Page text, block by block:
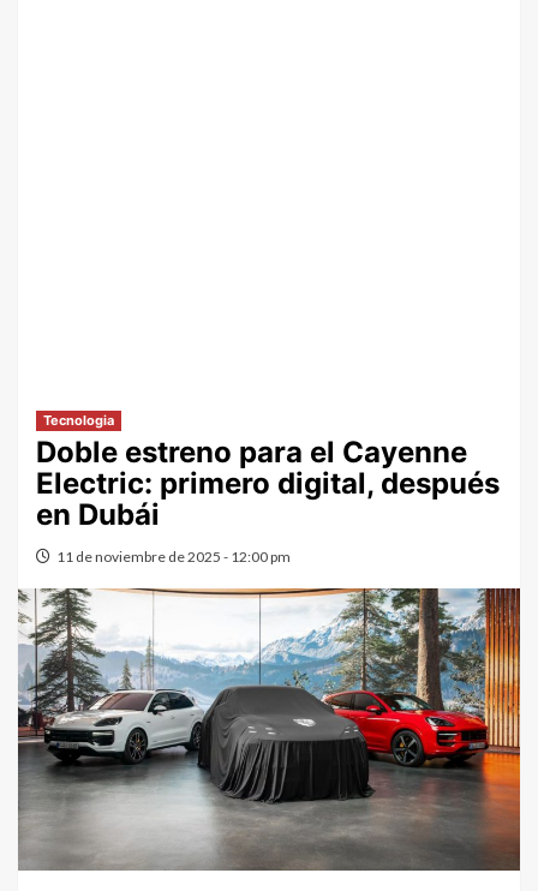
Tecnologia
Doble estreno para el Cayenne
Electric: primero digital, después
en Dubái
11 de noviembre de 2025 - 12:00 pm